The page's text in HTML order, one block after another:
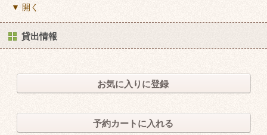
▼ 開く
貸出情報
お気に入りに登録
予約カートに入れる